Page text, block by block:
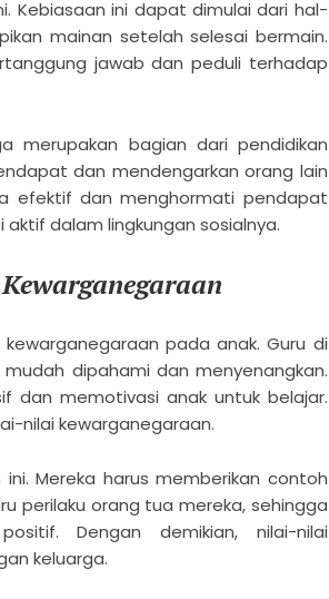
Kebiasaan ini dapat dimulai dari hal-
mainan setelah selesai bermain.
jawab dan peduli terhadap
merupakan bagian dari pendidikan
dan mendengarkan orang lain
efektif dan menghormati pendapat
dalam lingkungan sosialnya.
pada anak. Guru di
dipahami dan menyenangkan.
dan memotivasi anak untuk belajar.
nilai kewarganegaraan.
Mereka harus memberikan contoh
perilaku orang tua mereka, sehingga
Dengan demikian, nilai-nilai
keluarga.